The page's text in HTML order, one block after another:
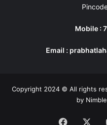
Mobile :
Email :
Copyright 2024 © All rights
by